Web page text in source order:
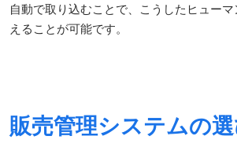
自動で取り込むことで、こうしたヒュー
えることが可能です。
販売管理システムの